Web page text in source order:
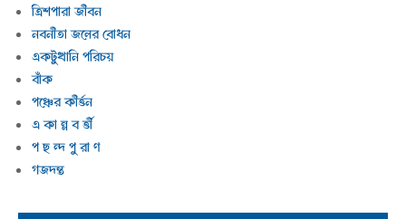
ত্রিশপারা জীবন
নবনীতা জলের বোধন
একটুখানি পরিচয়
বাঁক
পঞ্চের কীর্ত্তন
এ কা ন্ন ব র্ত্তী
প ছ ন্দ পু রা ণ
গজদন্ত